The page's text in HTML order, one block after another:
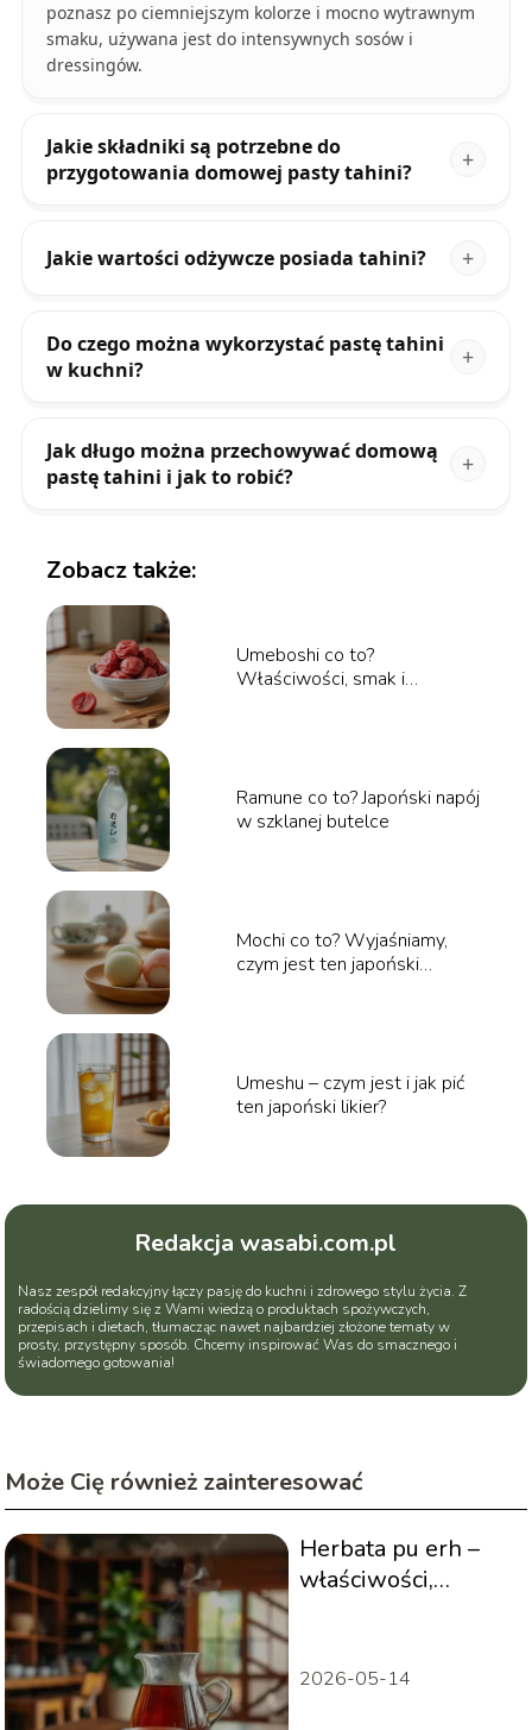
poznasz po ciemniejszym kolorze i mocno wytrawnym
smaku, używana jest do intensywnych sosów i
dressingów.
Jakie składniki są potrzebne do
przygotowania domowej pasty tahini?
Jakie wartości odżywcze posiada tahini?
Do czego można wykorzystać pastę tahini
w kuchni?
Jak długo można przechowywać domową
pastę tahini i jak to robić?
Zobacz także:
Umeboshi co to?
Właściwości, smak i
Ramune co to? Japoński napój
w szklanej butelce
Mochi co to? Wyjaśniamy,
czym jest ten japoński
Umeshu – czym jest i jak pić
ten japoński likier?
Redakcja wasabi.com.pl
Nasz zespół redakcyjny łączy pasję do kuchni i zdrowego stylu życia. Z
radością dzielimy się z Wami wiedzą o produktach spożywczych,
przepisach i dietach, tłumacząc nawet najbardziej złożone tematy w
prosty, przystępny sposób. Chcemy inspirować Was do smacznego i
świadomego gotowania!
Może Cię również zainteresować
Herbata pu erh –
właściwości,
2026-05-14